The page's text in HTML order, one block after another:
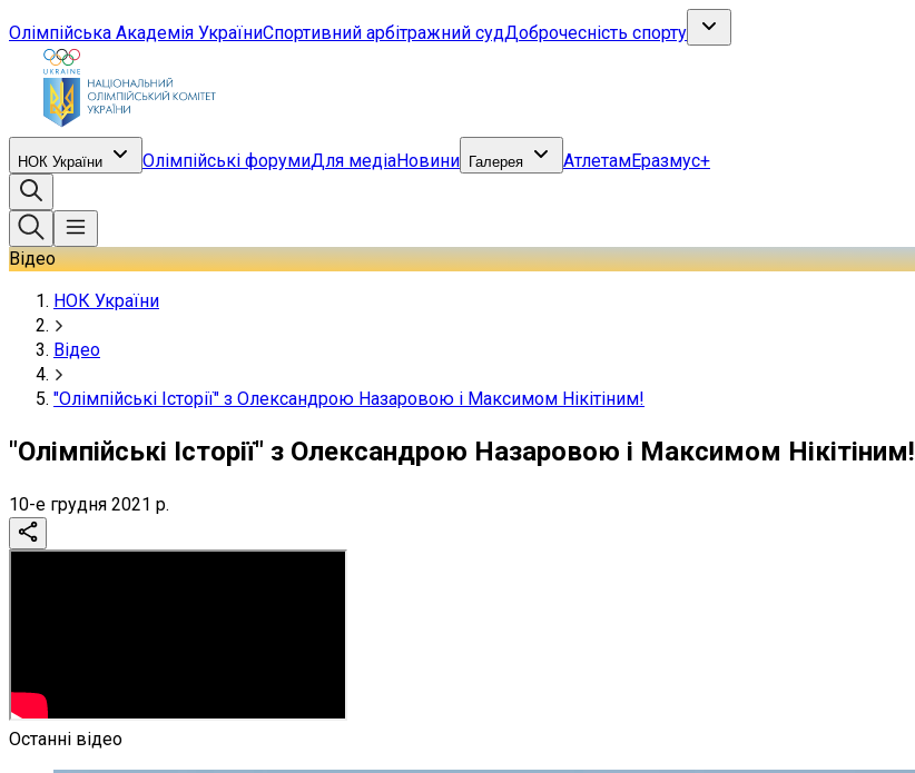
Олімпійська Академія УкраїниСпортивний арбітражний судДоброчесність спорту
НОК України Олімпійські форумиДля медіаНовини Галерея АтлетамЕразмус+
Відео
НОК України
Відео
"Олімпійські Історії" з Олександрою Назаровою і Максимом Нікітіним!
"Олімпійські Історії" з Олександрою Назаровою і Максимом Нікітіним!
10-е грудня 2021 р.
Останні відео